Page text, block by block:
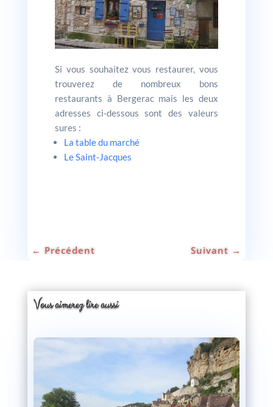
Si vous souhaitez vous restaurer, vous
trouverez de nombreux bons
restaurants à Bergerac mais les deux
adresses ci-dessous sont des valeurs
sures :
La table du marché
Le Saint-Jacques
← Précédent Suivant →
Vous aimerez lire aussi